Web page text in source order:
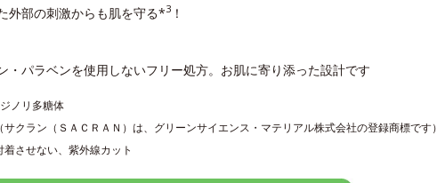
外部の刺激からも肌を守る*3 ！
・パラベンを使用しないフリー処方。お肌に寄り添った設計です
ノリ多糖体
クラン（ＳＡＣＲＡＮ）は、グリーンサイエンス・マテリアル株式会社の登録商標です）
させない、紫外線カット